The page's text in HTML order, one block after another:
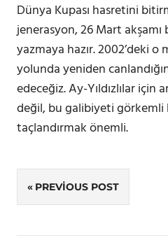
Dünya Kupası hasretini
jenerasyon, 26 Mart
yazmaya hazır. 2002’deki
yolunda yeniden
edeceğiz. Ay-Yıldızlılar için
değil, bu galibiyeti
taçlandırmak önemli.
Yazı
gezinmesi
PREVIOUS POST